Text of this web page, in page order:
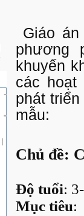
Giáo
phương
khuyến
các hoạt
phát
mẫu:
Chủ đề:
Độ tuổi:
Mục tiêu: